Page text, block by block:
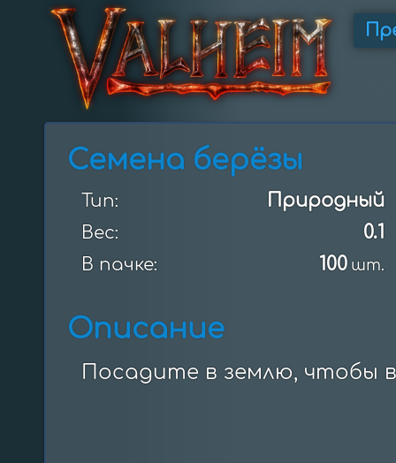
Семена берёзы
Тип: Природный
Вес: 0.1
В пачке: 100 шт.
Описание
Посадите в землю, чтобы